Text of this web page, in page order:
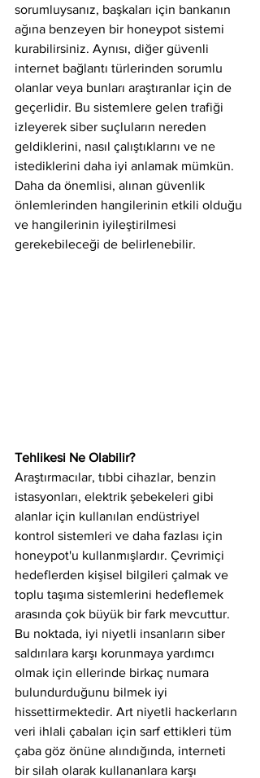
sorumluysanız, başkaları için bankanın
ağına benzeyen bir honeypot sistemi
kurabilirsiniz. Aynısı, diğer güvenli
internet bağlantı türlerinden sorumlu
olanlar veya bunları araştıranlar için de
geçerlidir. Bu sistemlere gelen trafiği
izleyerek siber suçluların nereden
geldiklerini, nasıl çalıştıklarını ve ne
istediklerini daha iyi anlamak mümkün.
Daha da önemlisi, alınan güvenlik
önlemlerinden hangilerinin etkili olduğu
ve hangilerinin iyileştirilmesi
gerekebileceği de belirlenebilir.
Tehlikesi Ne Olabilir?
Araştırmacılar, tıbbi cihazlar, benzin
istasyonları, elektrik şebekeleri gibi
alanlar için kullanılan endüstriyel
kontrol sistemleri ve daha fazlası için
honeypot'u kullanmışlardır. Çevrimiçi
hedeflerden kişisel bilgileri çalmak ve
toplu taşıma sistemlerini hedeflemek
arasında çok büyük bir fark mevcuttur.
Bu noktada, iyi niyetli insanların siber
saldırılara karşı korunmaya yardımcı
olmak için ellerinde birkaç numara
bulundurduğunu bilmek iyi
hissettirmektedir. Art niyetli hackerların
veri ihlali çabaları için sarf ettikleri tüm
çaba göz önüne alındığında, interneti
bir silah olarak kullananlara karşı